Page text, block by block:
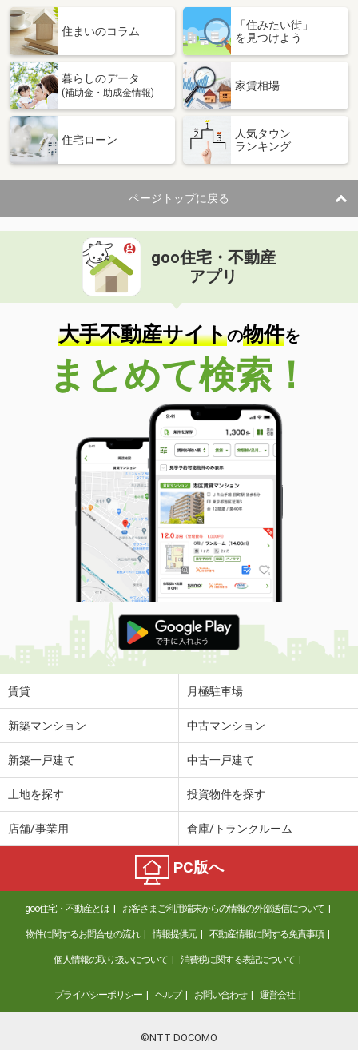
住まいのコラム
「住みたい街」
を見つけよう
暮らしのデータ
(補助金・助成金情報)
家賃相場
住宅ローン
人気タウン
ランキング
ページトップに戻る
goo住宅・不動産
アプリ
大手不動産サイトの物件を
まとめて検索！
賃貸 月極駐車場
新築マンション 中古マンション
新築一戸建て 中古一戸建て
土地を探す 投資物件を探す
店舗/事業用 倉庫/トランクルーム
PC版へ
goo住宅・不動産とは お客さまご利用端末からの情報の外部送信について
物件に関するお問合せの流れ 情報提供元 不動産情報に関する免責事項
個人情報の取り扱いについて 消費税に関する表記について
プライバシーポリシー ヘルプ お問い合わせ 運営会社
©NTT DOCOMO